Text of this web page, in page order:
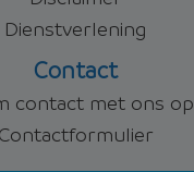
Dienstverlening
Contact
contact met ons op
Contactformulier